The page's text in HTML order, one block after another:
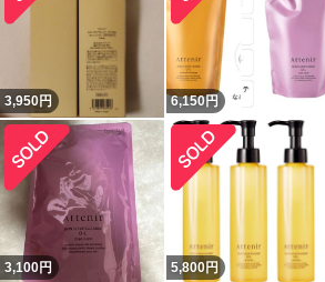
3,950円 6,150円
3,100円 5,800円